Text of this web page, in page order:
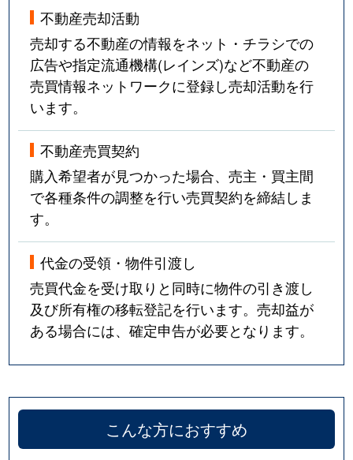
不動産売却活動
売却する不動産の情報をネット・チラシでの
広告や指定流通機構(レインズ)など不動産の
売買情報ネットワークに登録し売却活動を行
います。
不動産売買契約
購入希望者が見つかった場合、売主・買主間
で各種条件の調整を行い売買契約を締結しま
す。
代金の受領・物件引渡し
売買代金を受け取りと同時に物件の引き渡し
及び所有権の移転登記を行います。売却益が
ある場合には、確定申告が必要となります。
こんな方におすすめ